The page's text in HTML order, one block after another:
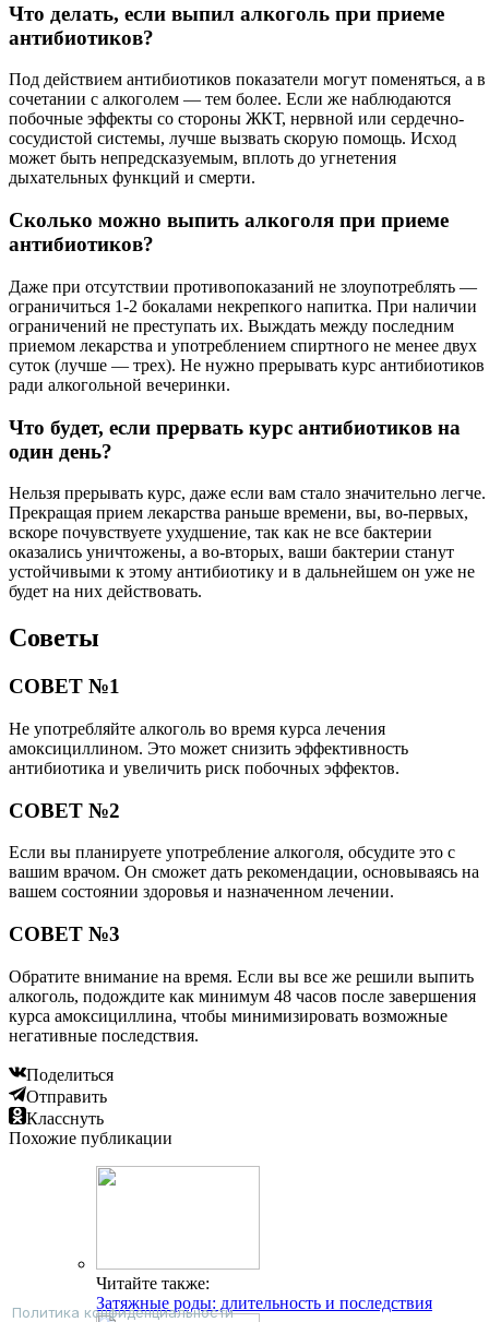
Что делать, если выпил алкоголь при приеме
антибиотиков?
Под действием антибиотиков показатели могут поменяться, а в
сочетании с алкоголем — тем более. Если же наблюдаются
побочные эффекты со стороны ЖКТ, нервной или сердечно-
сосудистой системы, лучше вызвать скорую помощь. Исход
может быть непредсказуемым, вплоть до угнетения
дыхательных функций и смерти.
Сколько можно выпить алкоголя при приеме
антибиотиков?
Даже при отсутствии противопоказаний не злоупотреблять —
ограничиться 1-2 бокалами некрепкого напитка. При наличии
ограничений не преступать их. Выждать между последним
приемом лекарства и употреблением спиртного не менее двух
суток (лучше — трех). Не нужно прерывать курс антибиотиков
ради алкогольной вечеринки.
Что будет, если прервать курс антибиотиков на
один день?
Нельзя прерывать курс, даже если вам стало значительно легче.
Прекращая прием лекарства раньше времени, вы, во-первых,
вскоре почувствуете ухудшение, так как не все бактерии
оказались уничтожены, а во-вторых, ваши бактерии станут
устойчивыми к этому антибиотику и в дальнейшем он уже не
будет на них действовать.
Советы
СОВЕТ №1
Не употребляйте алкоголь во время курса лечения
амоксициллином. Это может снизить эффективность
антибиотика и увеличить риск побочных эффектов.
СОВЕТ №2
Если вы планируете употребление алкоголя, обсудите это с
вашим врачом. Он сможет дать рекомендации, основываясь на
вашем состоянии здоровья и назначенном лечении.
СОВЕТ №3
Обратите внимание на время. Если вы все же решили выпить
алкоголь, подождите как минимум 48 часов после завершения
курса амоксициллина, чтобы минимизировать возможные
негативные последствия.
Поделиться
Отправить
Класснуть
Похожие публикации
Читайте также:
Затяжные роды: длительность и последствия
Политика конфиденциальности